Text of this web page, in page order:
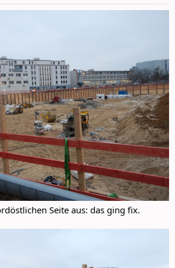
Seite aus: das ging fix.